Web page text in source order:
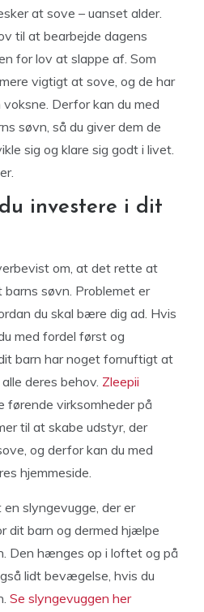
at sove – uanset alder.
til at bearbejde dagens
for lov at slappe af. Som
vigtigt at sove, og de har
Derfor kan du med
søvn, så du giver dem de
sig og klare sig godt i livet.
investere i dit
om, at det rette at
søvn. Problemet er
du skal bære dig ad. Hvis
med fordel først og
barn har noget fornuftigt at
deres behov. Zleepii
førende virksomheder på
til at skabe udstyr, der
og derfor kan du med
hjemmeside.
slyngevugge, der er
dit barn og dermed hjælpe
Den hænges op i loftet og på
lidt bevægelse, hvis du
Se slyngevuggen her